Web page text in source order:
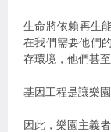
生命將依賴再生
在我們需要他們
存環境，他們甚
基因工程是讓樂
因此，樂園主義